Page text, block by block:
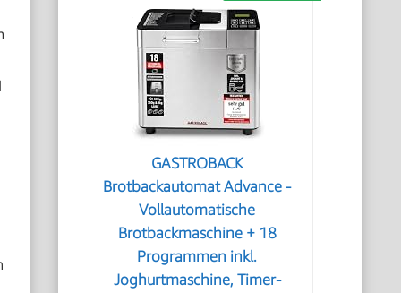
GASTROBACK
Brotbackautomat Advance -
Vollautomatische
Brotbackmaschine + 18
Programmen inkl.
Joghurtmaschine, Timer-